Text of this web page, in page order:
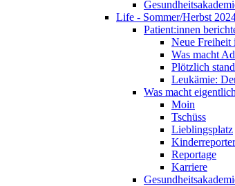
Life - Sommer/Herbst
Patient:innen
Neue Freiheit
Was macht
Plötzlich
Leukämie:
Was macht
Moin
Tschüss
Lieblingsplatz
Reportage
Karriere